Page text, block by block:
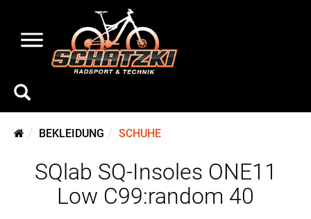
BEKLEIDUNG SCHUHE
SQlab SQ-Insoles ONE11
Low C99:random 40